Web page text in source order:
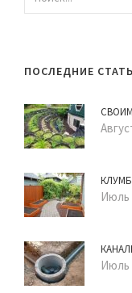
ПОСЛЕДНИЕ
Июль
Июль